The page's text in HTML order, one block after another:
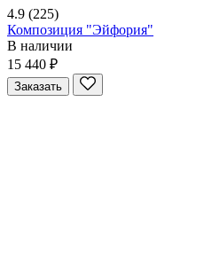
4.9 (225)
Композиция "Эйфория"
В наличии
15 440 ₽
Заказать